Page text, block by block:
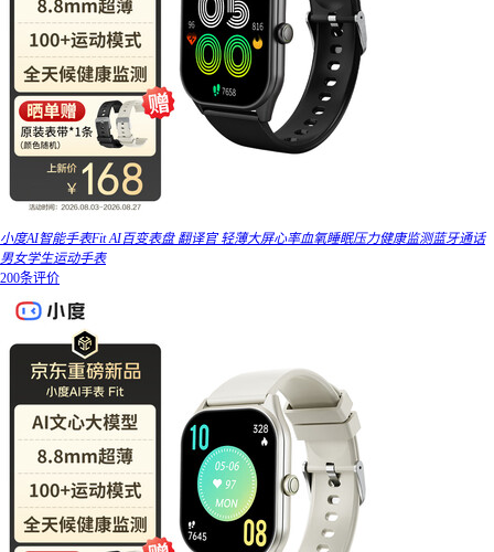
小度AI智能手表Fit AI百变表盘 翻译官 轻薄大屏心率血氧睡眠压力健康监测蓝牙通话
男女学生运动手表
200条评价